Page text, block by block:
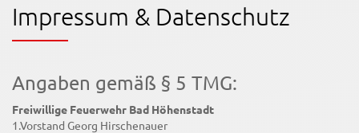
Impressum & Datenschutz
Angaben gemäß § 5 TMG:
Freiwillige Feuerwehr Bad Höhenstadt
1.Vorstand Georg Hirschenauer